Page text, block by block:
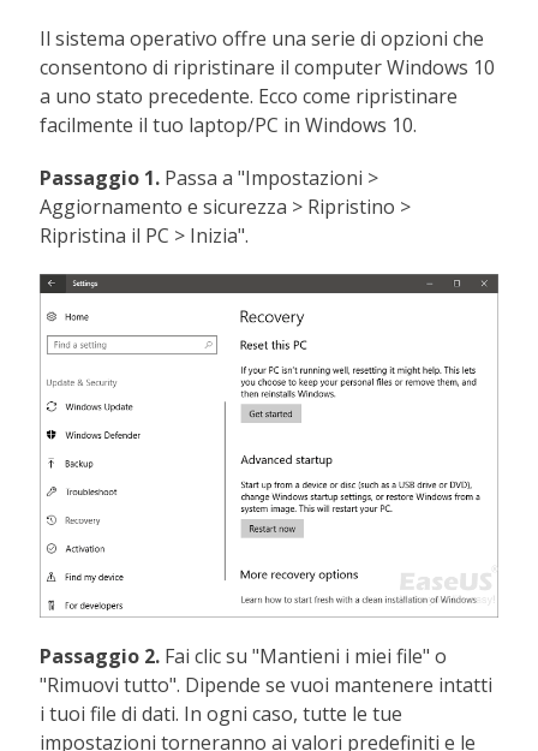
Il sistema operativo offre una serie di opzioni che
consentono di ripristinare il computer Windows 10
a uno stato precedente. Ecco come ripristinare
facilmente il tuo laptop/PC in Windows 10.
Passaggio 1. Passa a "Impostazioni >
Aggiornamento e sicurezza > Ripristino >
Ripristina il PC > Inizia".
Passaggio 2. Fai clic su "Mantieni i miei file" o
"Rimuovi tutto". Dipende se vuoi mantenere intatti
i tuoi file di dati. In ogni caso, tutte le tue
impostazioni torneranno ai valori predefiniti e le